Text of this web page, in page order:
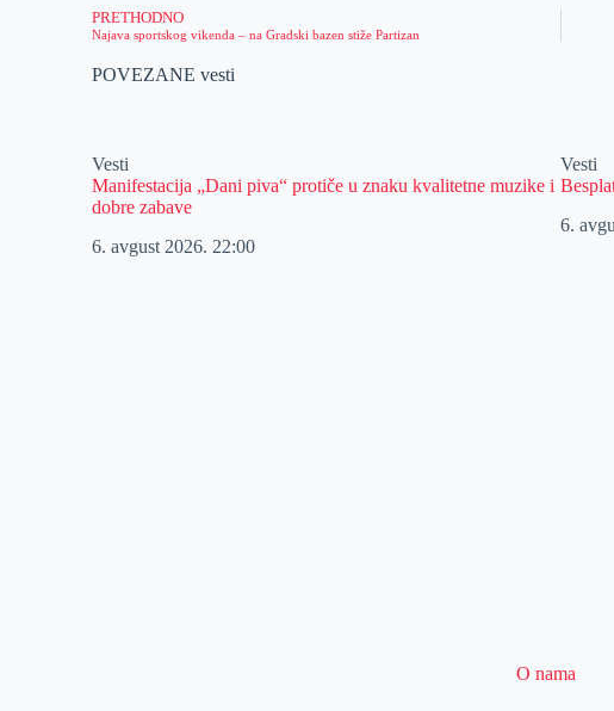
PRETHODNO
Najava sportskog vikenda – na Gradski bazen stiže Partizan
POVEZANE vesti
Vesti
Manifestacija „Dani piva“ protiče u znaku kvalitetne muzike i
dobre zabave
6. avgust 2026. 22:00
Vesti
6.
O nama